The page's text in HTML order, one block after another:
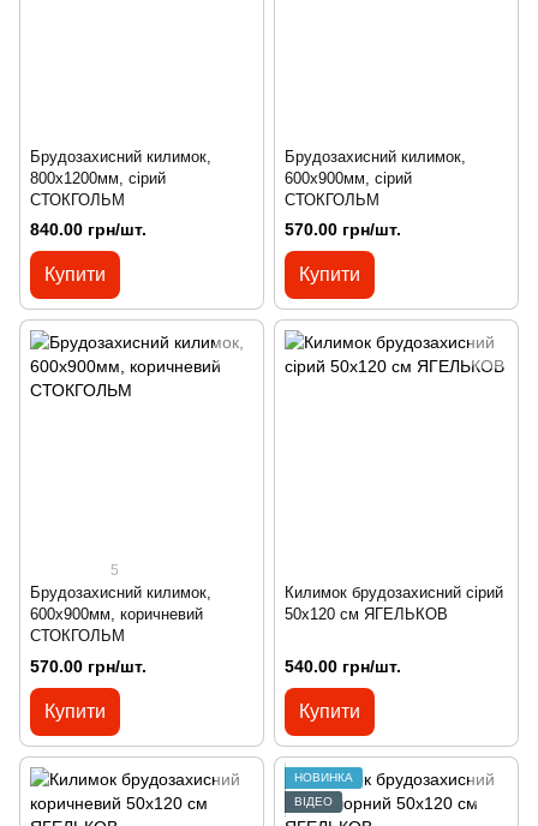
Брудозахисний килимок,
800х1200мм, сірий
СТОКГОЛЬМ
840.00 грн/шт.
Купити
Брудозахисний килимок,
600х900мм, сірий
СТОКГОЛЬМ
570.00 грн/шт.
Купити
5
Брудозахисний килимок,
600х900мм, коричневий
СТОКГОЛЬМ
570.00 грн/шт.
Купити
Килимок брудозахисний сірий
50х120 см ЯГЕЛЬКОВ
540.00 грн/шт.
Купити
НОВИНКА
ВІДЕО